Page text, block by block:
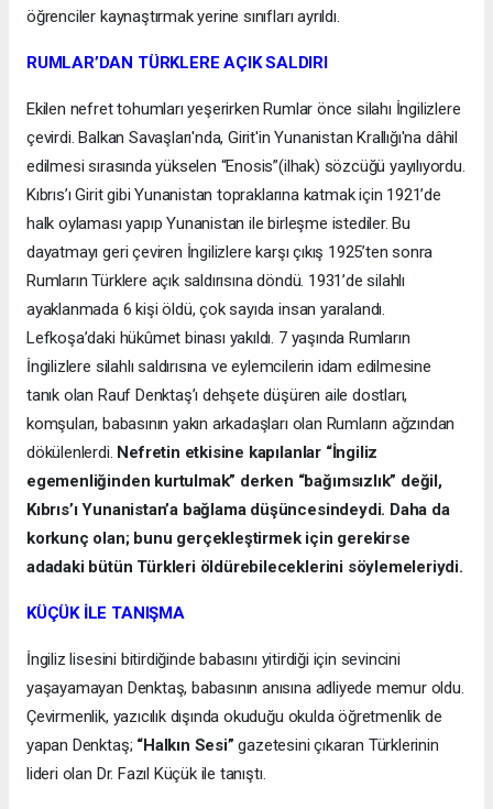
öğrenciler kaynaştırmak yerine sınıfları ayrıldı.
RUMLAR’DAN TÜRKLERE AÇIK SALDIRI
Ekilen nefret tohumları yeşerirken Rumlar önce silahı İngilizlere
çevirdi. Balkan Savaşları'nda, Girit'in Yunanistan Krallığı'na dâhil
edilmesi sırasında yükselen “Enosis”(ilhak) sözcüğü yayılıyordu.
Kıbrıs’ı Girit gibi Yunanistan topraklarına katmak için 1921’de
halk oylaması yapıp Yunanistan ile birleşme istediler. Bu
dayatmayı geri çeviren İngilizlere karşı çıkış 1925’ten sonra
Rumların Türklere açık saldırısına döndü. 1931’de silahlı
ayaklanmada 6 kişi öldü, çok sayıda insan yaralandı.
Lefkoşa’daki hükûmet binası yakıldı. 7 yaşında Rumların
İngilizlere silahlı saldırısına ve eylemcilerin idam edilmesine
tanık olan Rauf Denktaş’ı dehşete düşüren aile dostları,
komşuları, babasının yakın arkadaşları olan Rumların ağzından
dökülenlerdi. Nefretin etkisine kapılanlar “İngiliz
egemenliğinden kurtulmak” derken “bağımsızlık” değil,
Kıbrıs’ı Yunanistan’a bağlama düşüncesindeydi. Daha da
korkunç olan; bunu gerçekleştirmek için gerekirse
adadaki bütün Türkleri öldürebileceklerini söylemeleriydi.
KÜÇÜK İLE TANIŞMA
İngiliz lisesini bitirdiğinde babasını yitirdiği için sevincini
yaşayamayan Denktaş, babasının anısına adliyede memur oldu.
Çevirmenlik, yazıcılık dışında okuduğu okulda öğretmenlik de
yapan Denktaş; “Halkın Sesi”gazetesini çıkaran Türklerinin
lideri olan Dr. Fazıl Küçük ile tanıştı.